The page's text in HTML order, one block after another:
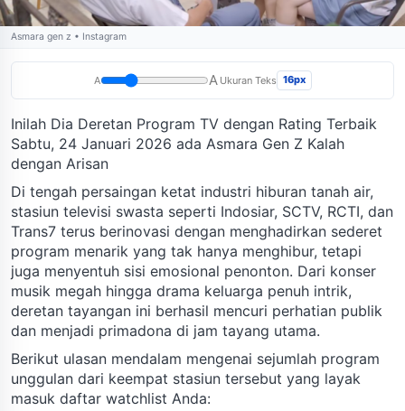
Asmara gen z • Instagram
A A Ukuran Teks 16px
Inilah Dia Deretan Program TV dengan Rating Terbaik
Sabtu, 24 Januari 2026 ada Asmara Gen Z Kalah
dengan Arisan
Di tengah persaingan ketat industri hiburan tanah air,
stasiun televisi swasta seperti Indosiar, SCTV, RCTI, dan
Trans7 terus berinovasi dengan menghadirkan sederet
program menarik yang tak hanya menghibur, tetapi
juga menyentuh sisi emosional penonton. Dari konser
musik megah hingga drama keluarga penuh intrik,
deretan tayangan ini berhasil mencuri perhatian publik
dan menjadi primadona di jam tayang utama.
Berikut ulasan mendalam mengenai sejumlah program
unggulan dari keempat stasiun tersebut yang layak
masuk daftar watchlist Anda: